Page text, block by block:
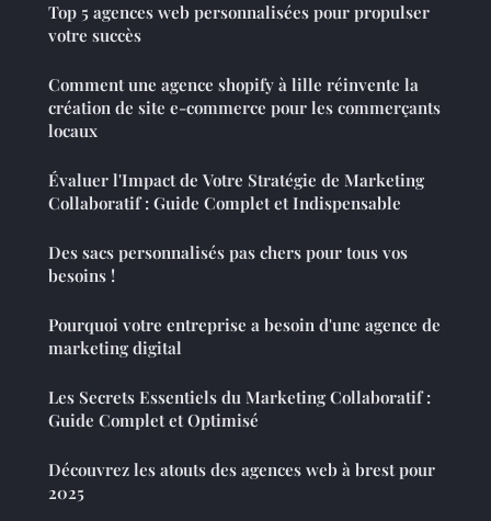
Top 5 agences web personnalisées pour propulser
votre succès
Comment une agence shopify à lille réinvente la
création de site e-commerce pour les commerçants
locaux
Évaluer l'Impact de Votre Stratégie de Marketing
Collaboratif : Guide Complet et Indispensable
Des sacs personnalisés pas chers pour tous vos
besoins !
Pourquoi votre entreprise a besoin d'une agence de
marketing digital
Les Secrets Essentiels du Marketing Collaboratif :
Guide Complet et Optimisé
Découvrez les atouts des agences web à brest pour
2025